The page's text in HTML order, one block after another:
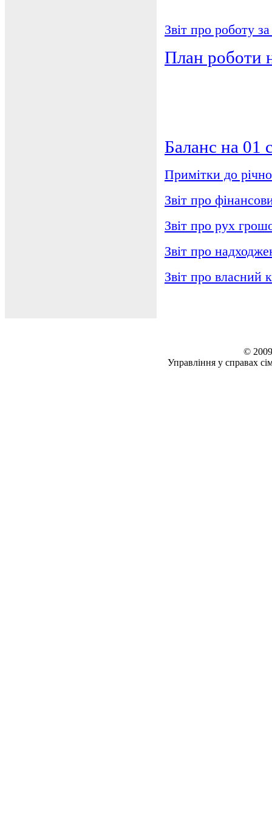
Звіт про роботу
План роботи
Баланс на 01
Примітки до
Звіт про
Звіт про рух
Звіт про
Звіт про власний
©
Управління у справах